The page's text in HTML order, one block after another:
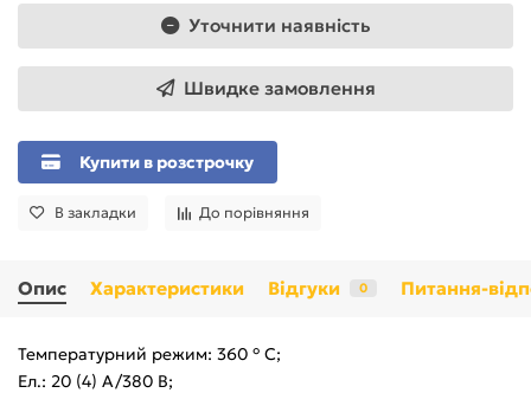
Уточнити наявність
Швидке замовлення
Купити в розстрочку
В закладки До порівняння
Опис Характеристики Відгуки 0 Питання-
Температурний режим: 360 ° C;
Ел.: 20 (4) A/380 B;